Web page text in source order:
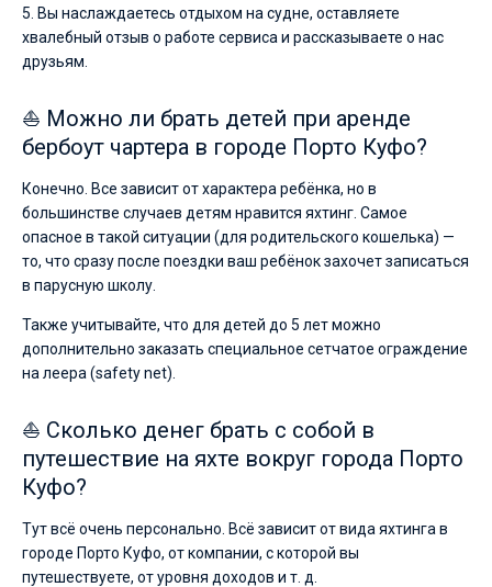
5. Вы наслаждаетесь отдыхом на судне, оставляете
хвалебный отзыв о работе сервиса и рассказываете о нас
друзьям.
⛵ Можно ли брать детей при аренде
бербоут чартера в городе Порто Куфо?
Конечно. Все зависит от характера ребёнка, но в
большинстве случаев детям нравится яхтинг. Самое
опасное в такой ситуации (для родительского кошелька) —
то, что сразу после поездки ваш ребёнок захочет записаться
в парусную школу.
Также учитывайте, что для детей до 5 лет можно
дополнительно заказать специальное сетчатое ограждение
на леера (safety net).
⛵ Сколько денег брать с собой в
путешествие на яхте вокруг города Порто
Куфо?
Тут всё очень персонально. Всё зависит от вида яхтинга в
городе Порто Куфо, от компании, с которой вы
путешествуете, от уровня доходов и т. д.